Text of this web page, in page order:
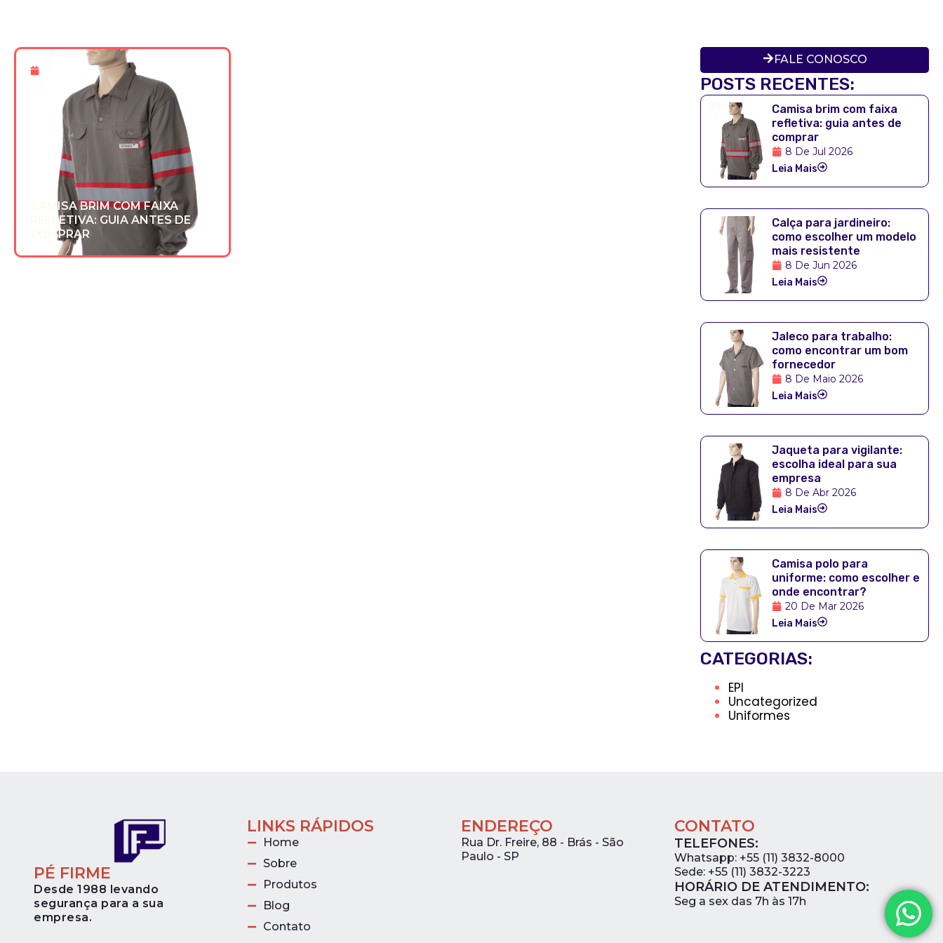
8 De Jul 2026
CAMISA BRIM COM FAIXA
REFLETIVA: GUIA ANTES DE
COMPRAR
FALE CONOSCO
POSTS RECENTES:
Camisa brim com faixa
refletiva: guia antes de
comprar
8 De Jul 2026
Leia Mais
Calça para jardineiro:
como escolher um modelo
mais resistente
8 De Jun 2026
Leia Mais
Jaleco para trabalho:
como encontrar um bom
fornecedor
8 De Maio 2026
Leia Mais
Jaqueta para vigilante:
escolha ideal para sua
empresa
8 De Abr 2026
Leia Mais
Camisa polo para
uniforme: como escolher e
onde encontrar?
20 De Mar 2026
Leia Mais
CATEGORIAS:
EPI
Uncategorized
Uniformes
PÉ FIRME
Desde 1988 levando
segurança para a sua
empresa.
LINKS RÁPIDOS
Home
Sobre
Produtos
Blog
Contato
ENDEREÇO
Rua Dr. Freire, 88 - Brás - São
Paulo - SP
CONTATO
TELEFONES:
Whatsapp: +55 (11) 3832-8000
Sede: +55 (11) 3832-3223
HORÁRIO DE ATENDIMENTO:
Seg a sex das 7h às 17h 0